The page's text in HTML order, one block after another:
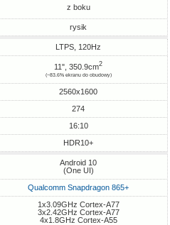
z boku
rysik
LTPS, 120Hz
11", 350.9cm2
(~83.6% ekranu do obudowy)
2560x1600
274
16:10
HDR10+
Android 10
(One UI)
Qualcomm Snapdragon 865+
1x3.09GHz Cortex-A77
3x2.42GHz Cortex-A77
4x1.8GHz Cortex-A55